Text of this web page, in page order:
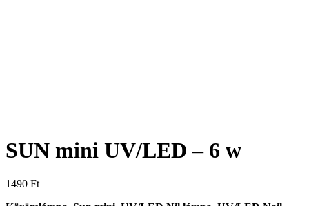
SUN mini UV/LED – 6 w
1490 Ft